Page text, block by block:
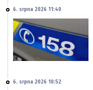
6. srpna 2026 11:40
6. srpna 2026 10:52